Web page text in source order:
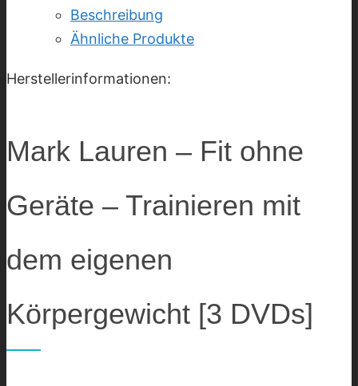
Beschreibung
Ähnliche Produkte
Herstellerinformationen:
Mark Lauren – Fit ohne
Geräte – Trainieren mit
dem eigenen
Körpergewicht [3 DVDs]